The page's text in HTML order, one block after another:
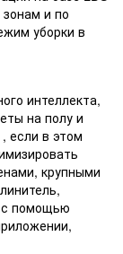
и по
уборки в
интеллекта,
на полу и
если в этом
крупными
с помощью